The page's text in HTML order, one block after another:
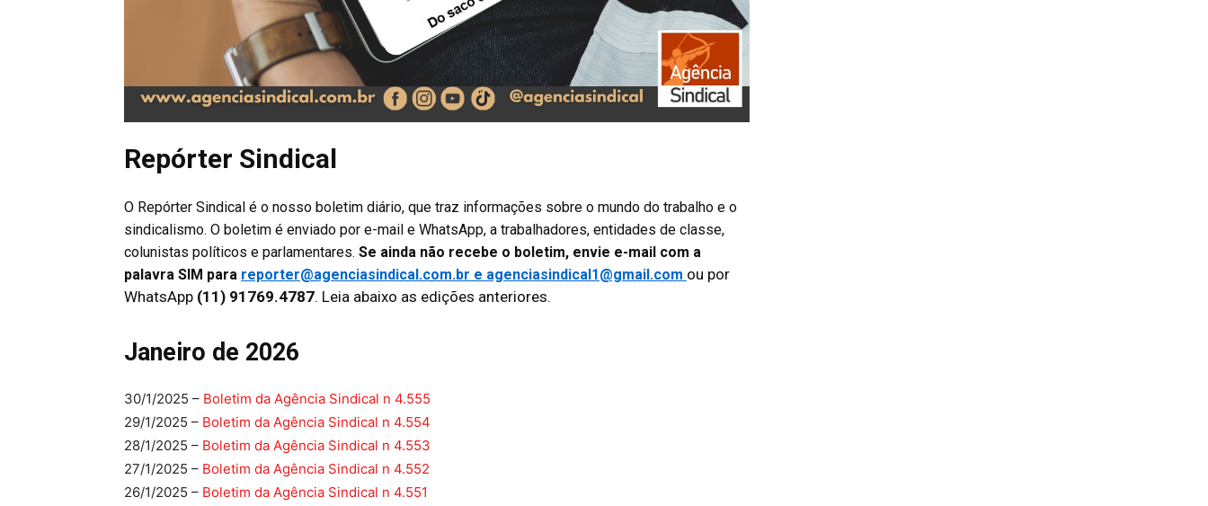
Repórter Sindical
O Repórter Sindical é o nosso boletim diário, que traz informações sobre o mundo do trabalho e o
sindicalismo. O boletim é enviado por e-mail e WhatsApp, a trabalhadores, entidades de classe,
colunistas políticos e parlamentares. Se ainda não recebe o boletim, envie e-mail com a
palavra SIM para reporter@agenciasindical.com.br e agenciasindical1@gmail.com ou por
WhatsApp (11) 91769.4787. Leia abaixo as edições anteriores.
Janeiro de 2026
30/1/2025 – Boletim da Agência Sindical n 4.555
29/1/2025 – Boletim da Agência Sindical n 4.554
28/1/2025 – Boletim da Agência Sindical n 4.553
27/1/2025 – Boletim da Agência Sindical n 4.552
26/1/2025 – Boletim da Agência Sindical n 4.551